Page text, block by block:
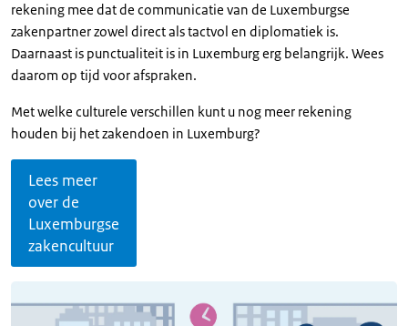
rekening mee dat de communicatie van de Luxemburgse
zakenpartner zowel direct als tactvol en diplomatiek is.
Daarnaast is punctualiteit is in Luxemburg erg belangrijk. Wees
daarom op tijd voor afspraken.
Met welke culturele verschillen kunt u nog meer rekening
houden bij het zakendoen in Luxemburg?
Lees meer
over de
Luxemburgse
zakencultuur